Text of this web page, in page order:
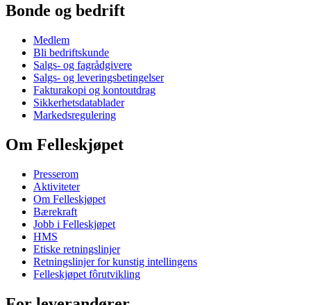
Bonde og bedrift
Medlem
Bli bedriftskunde
Salgs- og fagrådgivere
Salgs- og leveringsbetingelser
Fakturakopi og kontoutdrag
Sikkerhetsdatablader
Markedsregulering
Om Felleskjøpet
Presserom
Aktiviteter
Om Felleskjøpet
Bærekraft
Jobb i Felleskjøpet
HMS
Etiske retningslinjer
Retningslinjer for kunstig intellingens
Felleskjøpet fôrutvikling